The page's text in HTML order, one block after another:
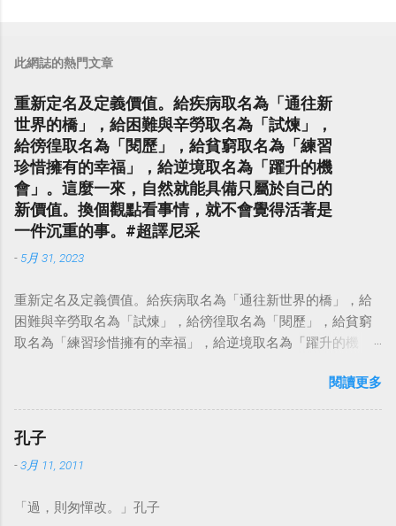
此網誌的熱門文章
重新定名及定義價值。給疾病取名為「通往新
世界的橋」，給困難與辛勞取名為「試煉」，
給徬徨取名為「閱歷」，給貧窮取名為「練習
珍惜擁有的幸福」，給逆境取名為「躍升的機
會」。這麼一來，自然就能具備只屬於自己的
新價值。換個觀點看事情，就不會覺得活著是
一件沉重的事。#超譯尼采
- 5月 31, 2023
重新定名及定義價值。給疾病取名為「通往新世界的橋」，給
困難與辛勞取名為「試煉」，給徬徨取名為「閱歷」，給貧窮
取名為「練習珍惜擁有的幸福」，給逆境取名為「躍升的機
點看事情，就不會覺得活著是一件沉重的事。#超譯尼采 — 中
華名言 - Chinese Quotes (@chinese_quotes) May 23, 2023
閱讀更多
孔子
-3月 11, 2011
「過，則匆憚改。」孔子